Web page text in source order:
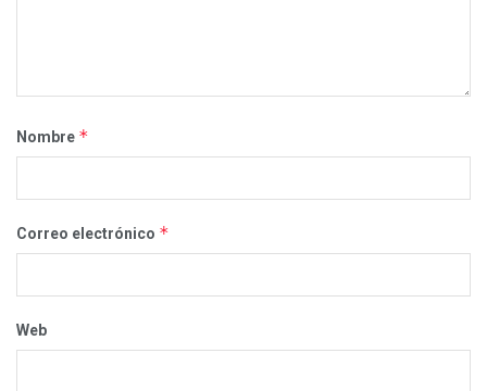
Nombre *
Correo electrónico *
Web